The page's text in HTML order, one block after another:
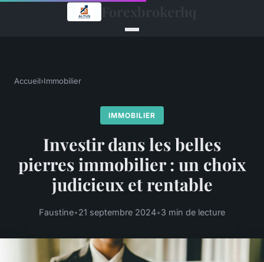
Accueil›Immobilier
IMMOBILIER
Investir dans les belles
pierres immobilier : un choix
judicieux et rentable
Faustine•21 septembre 2024•3 min de lecture